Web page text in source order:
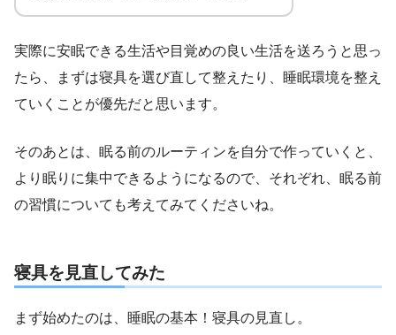
実際に安眠できる生活や目覚めの良い生活を送ろうと思っ
たら、まずは寝具を選び直して整えたり、睡眠環境を整え
ていくことが優先だと思います。
そのあとは、眠る前のルーティンを自分で作っていくと、
より眠りに集中できるようになるので、それぞれ、眠る前
の習慣についても考えてみてくださいね。
寝具を見直してみた
まず始めたのは、睡眠の基本！寝具の見直し。